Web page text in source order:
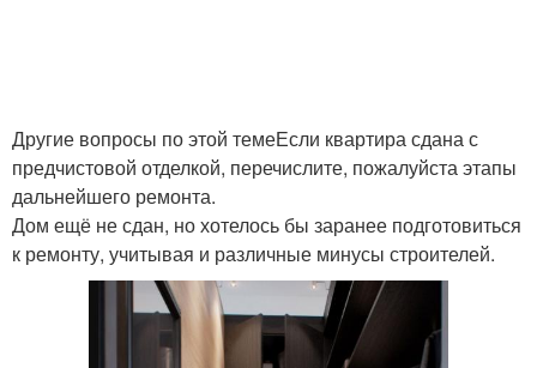
Другие вопросы по этой темеЕсли квартира сдана с
предчистовой отделкой, перечислите, пожалуйста этапы
дальнейшего ремонта.
Дом ещё не сдан, но хотелось бы заранее подготовиться
к ремонту, учитывая и различные минусы строителей.